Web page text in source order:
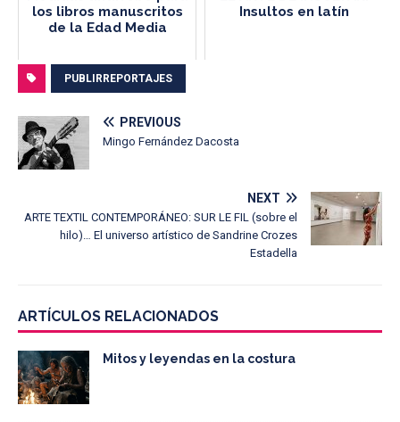
los libros manuscritos
de la Edad Media
Insultos en latín
PUBLIRREPORTAJES
PREVIOUS
Mingo Fernández Dacosta
NEXT
ARTE TEXTIL CONTEMPORÁNEO: SUR LE FIL (sobre el
hilo)… El universo artístico de Sandrine Crozes
Estadella
ARTÍCULOS RELACIONADOS
Mitos y leyendas en la costura